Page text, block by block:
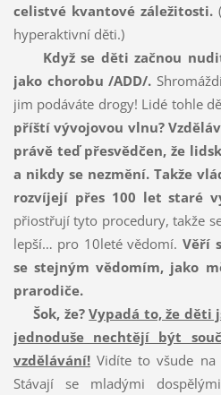
celistvé kvantové záležitosti.
hyperaktivní děti.)
Když se děti začnou
jako chorobu /ADD/.
jim podáváte drogy! Lidé tohle
příští vývojovou vlnu?
právě teď přesvědčen, že
a nikdy se nezmění. Takže
rozvíjejí přes 100 let staré
přiostřují tyto procedury, takže
lepší… pro 10leté vědomí. Věří
se stejným vědomím, jako
prarodiče.
Šok, že? Vypadá to, že děti
jednoduše nechtějí být
vzdělávání!Vidíte to všude na
Stávají se mladými